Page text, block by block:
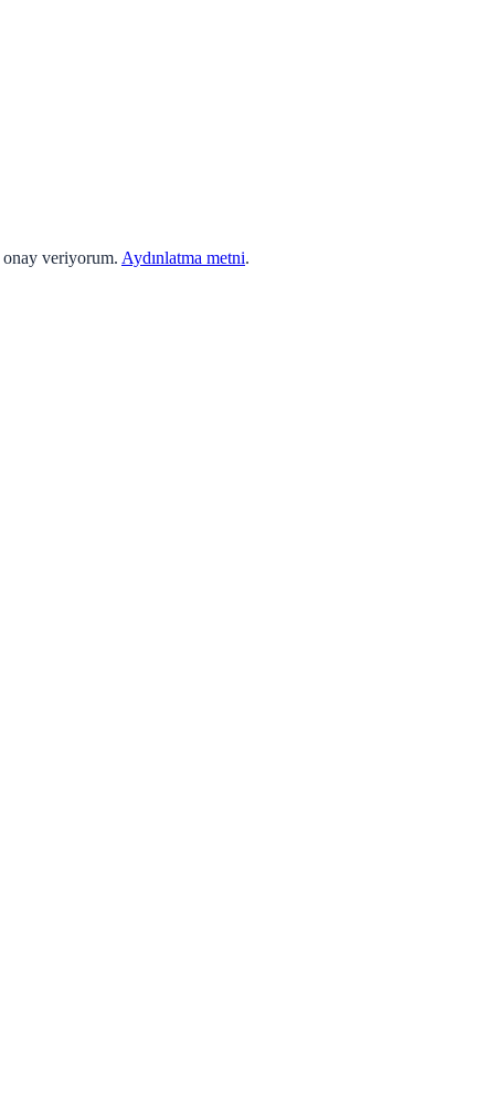
veriyorum. Aydınlatma metni.